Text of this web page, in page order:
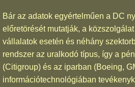
Bár az adatok egyértelműen a DC
előretörését mutatják, a
vállalatok esetén és néhány
rendszer az uralkodó típus, így a
(Citigroup) és az iparban (Boeing,
információtechnológiában